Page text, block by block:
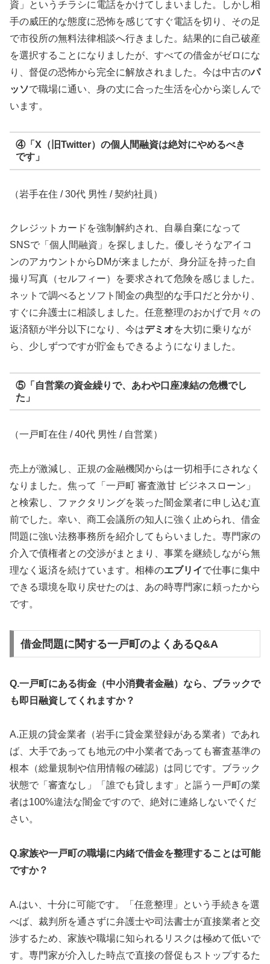
資」というチラシに電話をかけてしまいました。しかし相
手の威圧的な態度に恐怖を感じてすぐ電話を切り、その足
で市役所の無料法律相談へ行きました。結果的に自己破産
を選択することになりましたが、すべての借金がゼロにな
り、督促の恐怖から完全に解放されました。今は中古のパ
ッソで職場に通い、身の丈に合った生活を心から楽しんで
います。
④「X（旧Twitter）の個人間融資は絶対にやめるべき
です」
（岩手在住 / 30代 男性 / 契約社員）
クレジットカードを強制解約され、自暴自棄になって
SNSで「個人間融資」を探しました。優しそうなアイコ
ンのアカウントからDMが来ましたが、身分証を持った自
撮り写真（セルフィー）を要求されて危険を感じました。
ネットで調べるとソフト闇金の典型的な手口だと分かり、
すぐに弁護士に相談しました。任意整理のおかげで月々の
返済額が半分以下になり、今はデミオを大切に乗りなが
ら、少しずつですが貯金もできるようになりました。
⑤「自営業の資金繰りで、あわや口座凍結の危機でし
た」
（一戸町在住 / 40代 男性 / 自営業）
売上が激減し、正規の金融機関からは一切相手にされなく
なりました。焦って「一戸町 審査激甘 ビジネスローン」
と検索し、ファクタリングを装った闇金業者に申し込む直
前でした。幸い、商工会議所の知人に強く止められ、借金
問題に強い法務事務所を紹介してもらいました。専門家の
介入で債権者との交渉がまとまり、事業を継続しながら無
理なく返済を続けています。相棒のエブリイで仕事に集中
できる環境を取り戻せたのは、あの時専門家に頼ったから
です。
借金問題に関する一戸町のよくあるQ&A
Q.一戸町にある街金（中小消費者金融）なら、ブラックで
も即日融資してくれますか？
A.正規の貸金業者（岩手に貸金業登録がある業者）であれ
ば、大手であっても地元の中小業者であっても審査基準の
根本（総量規制や信用情報の確認）は同じです。ブラック
状態で「審査なし」「誰でも貸します」と謳う一戸町の業
者は100%違法な闇金ですので、絶対に連絡しないでくだ
さい。
Q.家族や一戸町の職場に内緒で借金を整理することは可能
ですか？
A.はい、十分に可能です。「任意整理」という手続きを選
べば、裁判所を通さずに弁護士や司法書士が直接業者と交
渉するため、家族や職場に知られるリスクは極めて低いで
す。専門家が介入した時点で直接の督促もストップするた